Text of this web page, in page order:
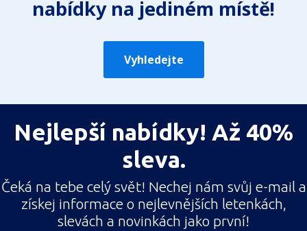
nabídky na jediném místě!
Vyhledejte
Nejlepší nabídky! Až 40%
sleva.
Čeká na tebe celý svět! Nechej nám svůj e-mail a
získej informace o nejlevnějších letenkách,
slevách a novinkách jako první!